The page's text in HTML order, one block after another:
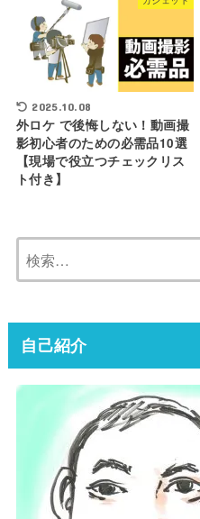
2025.10.08
外ロケ で後悔しない！動画撮
影初心者のための必需品10選
【現場で役立つチェックリス
ト付き】
自己紹介